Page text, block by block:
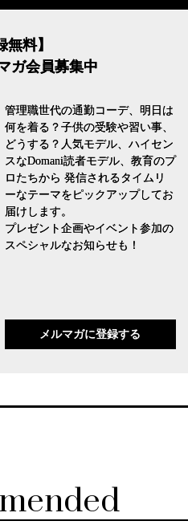
無料】
ガ会員募集中
管理職世代の通勤コーデ、明日は
何を着る？子供の受験や習い事、
どうする？人気モデル、ハイセン
スなDomani読者モデル、教育のプ
ロたちから 発信されるタイムリ
ーなテーマをピックアップしてお
届けします。
プレゼント企画やイベント参加の
スペシャルなお知らせも！
メルマガに登録する